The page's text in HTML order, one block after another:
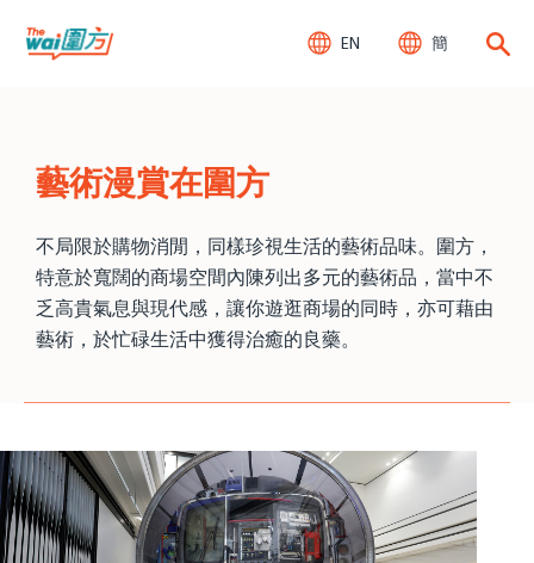
EN 簡
藝術漫賞在圍方
不局限於購物消閒，同樣珍視生活的藝術品味。圍方，
特意於寬闊的商場空間內陳列出多元的藝術品，當中不
乏高貴氣息與現代感，讓你遊逛商場的同時，亦可藉由
藝術，於忙碌生活中獲得治癒的良藥。